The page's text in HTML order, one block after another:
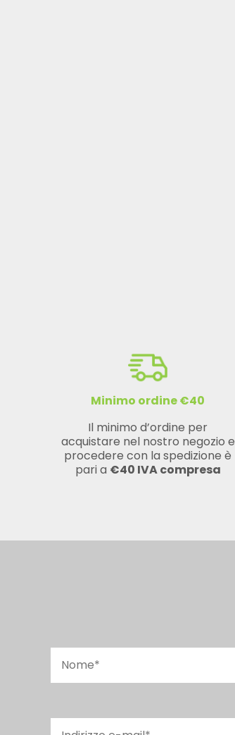
Minimo ordine €40
Il minimo d’ordine per
acquistare nel nostro negozio e
procedere con la spedizione è
pari a €40 IVA compresa